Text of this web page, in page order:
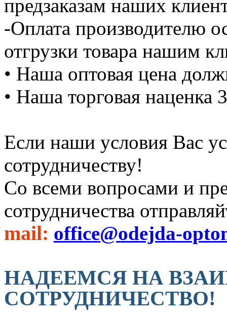
предзаказам наших
-Оплата производителю
отгрузки товара нашим
• Наша оптовая цена
• Наша торговая наценка
Если наши условия Вас
сотрудничеству!
Со всеми вопросами и
сотрудничества
mail: office@odejda-
НАДЕЕМСЯ НА
СОТРУДНИЧЕСТВО!